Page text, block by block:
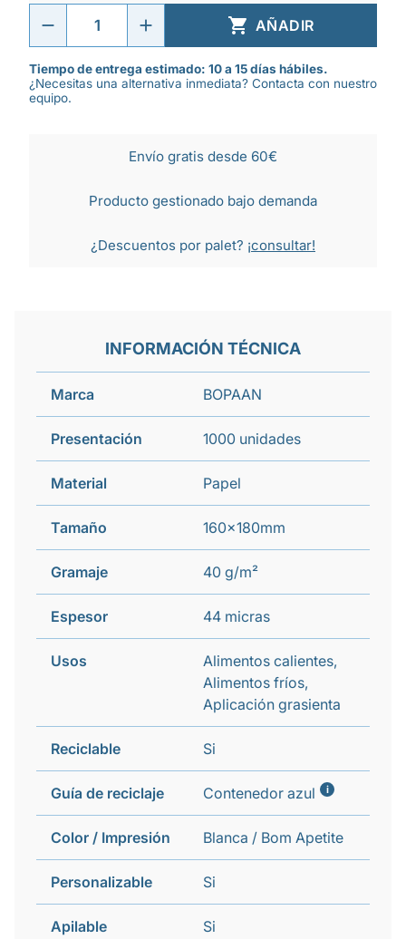
 AÑADIR
Tiempo de entrega estimado: 10 a 15 días hábiles.
¿Necesitas una alternativa inmediata? Contacta con nuestro
equipo.
Envío gratis desde 60€
Producto gestionado bajo demanda
¿Descuentos por palet? ¡consultar!
INFORMACIÓN TÉCNICA
Marca BOPAAN
Presentación 1000 unidades
Material Papel
Tamaño 160x180mm
Gramaje 40 g/m²
Espesor 44 micras
Usos
Alimentos calientes,
Alimentos fríos,
Aplicación grasienta
Reciclable Si
Guía de reciclaje Contenedor azul i
Color / Impresión Blanca / Bom Apetite
Personalizable Si
Apilable Si